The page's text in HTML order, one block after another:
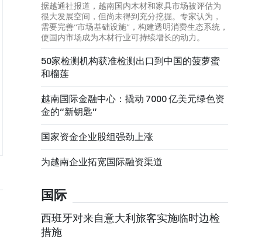
据越通社报道，越南国内木材和家具市场被评估为
很大发展空间，但尚未得到充分挖掘。专家认为，
需要完善“市场基础设施”，构建透明消费生态系统，
使国内市场成为木材行业可持续增长的动力。
50家检测机构获准检测出口到中国的菠萝蜜
和榴莲
越南国际金融中心：撬动 7000 亿美元绿色资
金的“新钥匙”
国家资金企业股组强劲上涨
为越南企业拓宽国际融资渠道
国际
西班牙对来自意大利旅客实施临时边检
措施